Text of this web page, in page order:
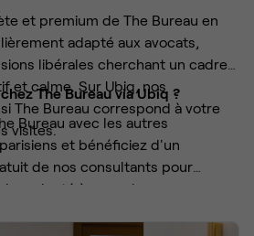
et premium de The Bureau en
adapté aux avocats,
libérales cherchant un cadre
et calme. Sur Ubiq, nos
The Bureau correspond à votre
visites.
The Bureau via Ubiq ?
Bureau avec les autres
et bénéficiez d'un
de nos consultants pour
adapté à vos exigences.